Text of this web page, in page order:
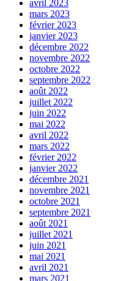
avril 2023
mars 2023
février 2023
janvier 2023
décembre 2022
novembre 2022
octobre 2022
septembre 2022
août 2022
juillet 2022
juin 2022
mai 2022
avril 2022
mars 2022
février 2022
janvier 2022
décembre 2021
novembre 2021
octobre 2021
septembre 2021
août 2021
juillet 2021
juin 2021
mai 2021
avril 2021
mars 2021